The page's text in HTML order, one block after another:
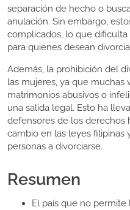
separación de hecho o
anulación. Sin embargo,
complicados, lo que
para quienes desean
Además, la prohibición del
las mujeres, ya que muchas
matrimonios abusivos o
una salida legal. Esto ha
defensores de los derechos
cambio en las leyes filipinas
personas a divorciarse.
Resumen
El país que no permite